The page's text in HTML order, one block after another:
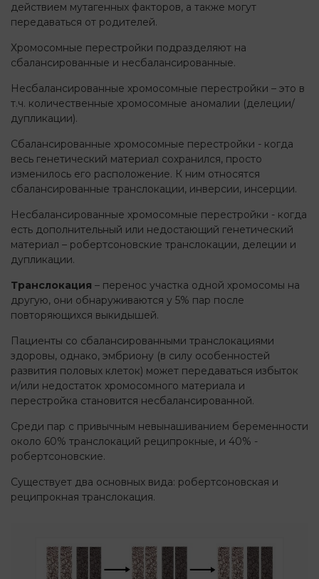
действием мутагенных факторов, а также могут
передаваться от родителей.
Хромосомные перестройки подразделяют на
сбалансированные и несбалансированные.
Несбалансированные хромосомные перестройки – это в
т.ч. количественные хромосомные аномалии (делеции/
дупликации).
Сбалансированные хромосомные перестройки - когда
весь генетический материал сохранился, просто
изменилось его расположение. К ним относятся
сбалансированные транслокации, инверсии, инсерции.
Несбалансированные хромосомные перестройки - когда
есть дополнительный или недостающий генетический
материал – робертсоновские транслокации, делеции и
дупликации.
Транслокация – перенос участка одной хромосомы на
другую, они обнаруживаются у 5% пар после
повторяющихся выкидышей.
Пациенты со сбалансированными транслокациями
здоровы, однако, эмбриону (в силу особенностей
развития половых клеток) может передаваться избыток
и/или недостаток хромосомного материала и
перестройка становится несбалансированной.
Среди пар с привычным невынашиванием беременности
около 60% транслокаций реципрокные, и 40% -
робертсоновские.
Существует два основных вида: робертсоновская и
реципрокная транслокация.